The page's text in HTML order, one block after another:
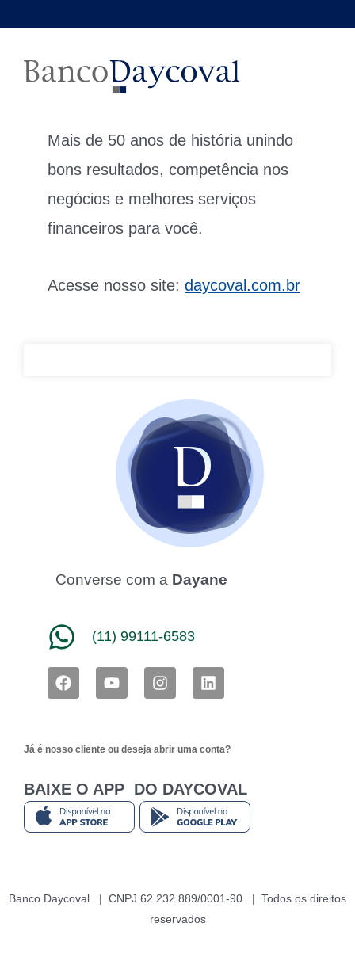
Mais de 50 anos de história unindo
bons resultados, competência nos
negócios e melhores serviços
financeiros para você.
Acesse nosso site: daycoval.com.br
Converse com a Dayane
(11) 99111-6583
F
a
o
k
Y
o
b
I
n
g
a
m
L
i
d
n
Já é nosso cliente ou deseja abrir uma conta?
BAIXE O APP DO DAYCOVAL
Banco Daycoval | CNPJ 62.232.889/0001-90 | Todos os direitos
reservados